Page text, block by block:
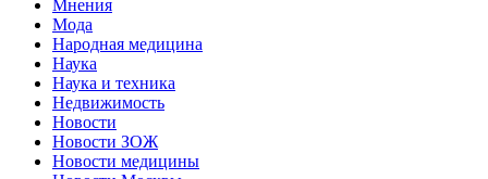
Мнения
Мода
Народная медицина
Наука
Наука и техника
Недвижимость
Новости
Новости ЗОЖ
Новости медицины